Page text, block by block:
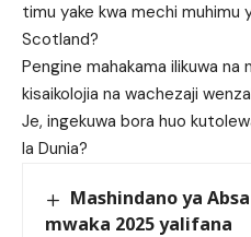
timu yake kwa mechi muhimu
Scotland?
Pengine mahakama ilikuwa na
kisaikolojia na wachezaji
Je, ingekuwa bora huo
la Dunia?
Mashindano ya
mwaka 2025 yalifana